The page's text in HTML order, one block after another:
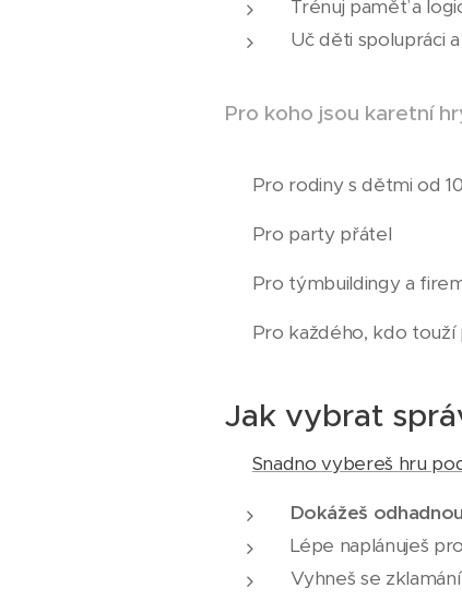
Trénuj paměť a
Uč děti spolupráci
Pro koho jsou karetní
✅ Pro rodiny s dětmi od
✅ Pro party přátel
✅ Pro týmbuildingy a
✅ Pro každého, kdo
Jak vybrat
Snadno vybereš hru
Dokážeš
Lépe naplánuješ
Vyhneš se